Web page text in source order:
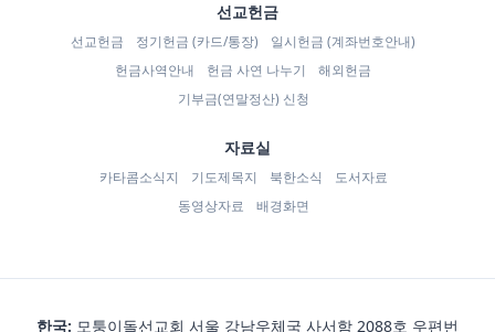
선교헌금
선교헌금 정기헌금 (카드/통장)
일시헌금 (계좌번호안내)
헌금사역안내
헌금 사연 나누기
해외헌금
기부금(연말정산) 신청
자료실
카타콤소식지 기도제목지 북한소식
도서자료
동영상자료
배경화면
한국: 모퉁이돌선교회 서울 강남우체국 사서함 2088호 우편번